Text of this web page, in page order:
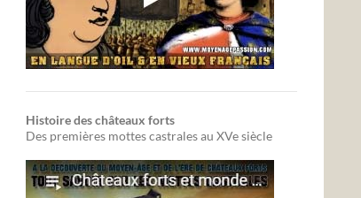
Histoire des châteaux forts
Des premières mottes castrales au XVe siècle